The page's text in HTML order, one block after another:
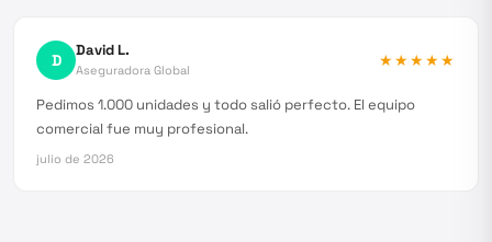
D David L.
Aseguradora Global
★★★★★
Pedimos 1.000 unidades y todo salió perfecto. El equipo
comercial fue muy profesional.
julio de 2026